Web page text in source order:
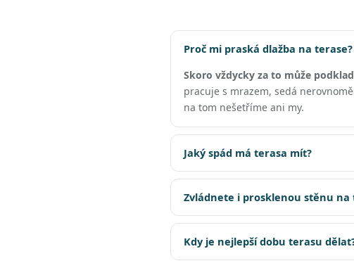
Proč mi praská dlažba na terase?
Skoro vždycky za to může
pracuje s mrazem, sedá
na tom nešetříme ani my.
Jaký spád má terasa mít?
Zvládnete i prosklenou stěnu na
Kdy je nejlepší dobu terasu